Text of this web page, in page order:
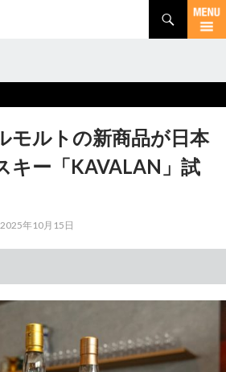
モルトの新商品が日本
ー「KAVALAN」試
2025年10月15日